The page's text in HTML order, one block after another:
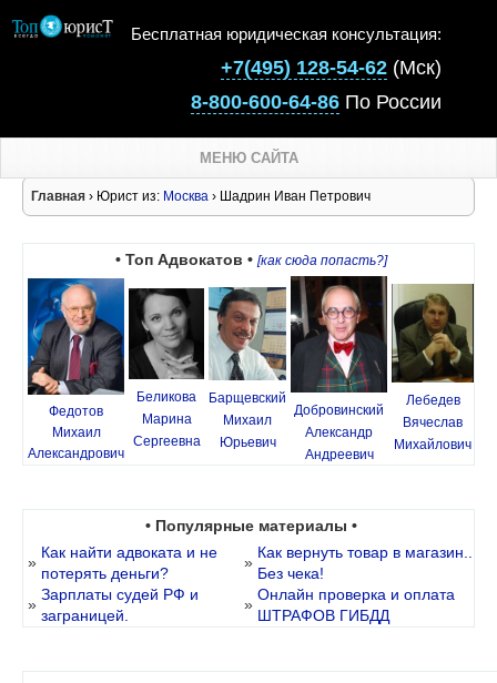
Бесплатная юридическая консультация:
+7(495) 128-54-62 (Мск)
8-800-600-64-86 По России
МЕНЮ САЙТА
Главная › Юрист из: Москва › Шадрин Иван Петрович
• Топ Адвокатов • [как сюда попасть?]
Федотов
Михаил
Александрович
Беликова
Марина
Сергеевна
Барщевский
Михаил
Юрьевич
Добровинский
Александр
Андреевич
Лебедев
Вячеслав
Михайлович
• Популярные материалы •
»
Как найти адвоката и не
потерять деньги?
»
Как вернуть товар в магазин..
Без чека!
»
Зарплаты судей РФ и
заграницей.
»
Онлайн проверка и оплата
ШТРАФОВ ГИБДД